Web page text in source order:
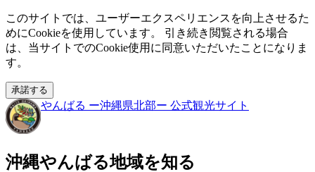
このサイトでは、ユーザーエクスペリエンスを向上させるた
めにCookieを使用しています。 引き続き閲覧される場合
は、当サイトでのCookie使用に同意いただいたことになりま
す。
承諾する
やんばる ー沖縄県北部ー 公式観光サイト
沖縄やんばる地域を知る